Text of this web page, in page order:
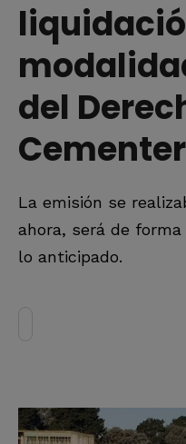
del
La emisión se
ahora, será de
lo anticipado.